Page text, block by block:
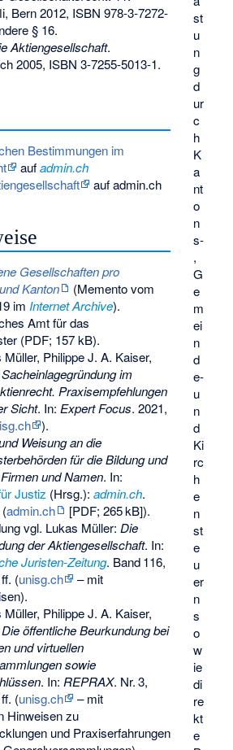
st
u
n
g
d
ur
c
h
K
a
nt
o
n
s-
,
G
e
m
ei
n
d
e-
u
n
d
Ki
rc
h
e
n
st
e
u
er
n
s
o
w
ie
di
re
kt
e
Bern 2012, ISBN 978-3-7272-
§ 16.
Aktiengesellschaft.
2005, ISBN 3-7255-5013-1.
Bestimmungen im
aufadmin.ch
auf admin.ch
Gesellschaften pro
Kanton
(Mementovom
im Internet Archive).
Amt für das
(PDF; 157 kB).
Müller, Philippe J. A. Kaiser,
Sacheinlagegründung im
Praxisempfehlungen
Sicht. In: Expert Focus. 2021,
).
Weisung an die
für die Bildung und
und Namen. In:
Justiz (Hrsg.):admin.ch.
admin.ch [PDF;265kB]).
vgl. Lukas Müller:Die
der Aktiengesellschaft. In:
Juristen-Zeitung. Band116,
ff. (unisg.ch
– mit
Müller, Philippe J. A. Kaiser,
Die öffentliche Beurkundung bei
und virtuellen
sowie
. In: REPRAX. Nr.3,
ff. (unisg.ch
– mit
Hinweisen zu
und Praxiserfahrungen